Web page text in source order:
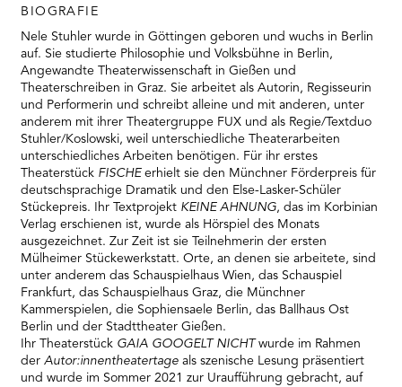
BIOGRAFIE
Nele Stuhler wurde in Göttingen geboren und wuchs in Berlin
auf. Sie studierte Philosophie und Volksbühne in Berlin,
Angewandte Theaterwissenschaft in Gießen und
Theaterschreiben in Graz. Sie arbeitet als Autorin, Regisseurin
und Performerin und schreibt alleine und mit anderen, unter
anderem mit ihrer Theatergruppe FUX und als Regie/Textduo
Stuhler/Koslowski, weil unterschiedliche Theaterarbeiten
unterschiedliches Arbeiten benötigen. Für ihr erstes
Theaterstück FISCHEerhielt sie den Münchner Förderpreis für
deutschsprachige Dramatik und den Else-Lasker-Schüler
Stückepreis. Ihr Textprojekt KEINE AHNUNG, das im Korbinian
Verlag erschienen ist, wurde als Hörspiel des Monats
ausgezeichnet. Zur Zeit ist sie Teilnehmerin der ersten
Mülheimer Stückewerkstatt. Orte, an denen sie arbeitete, sind
unter anderem das Schauspielhaus Wien, das Schauspiel
Frankfurt, das Schauspielhaus Graz, die Münchner
Kammerspielen, die Sophiensaele Berlin, das Ballhaus Ost
Berlin und der Stadttheater Gießen.
Ihr Theaterstück GAIA GOOGELT NICHTwurde im Rahmen
derAutor:innentheatertageals szenische Lesung präsentiert
und wurde im Sommer 2021 zur Uraufführung gebracht, auf